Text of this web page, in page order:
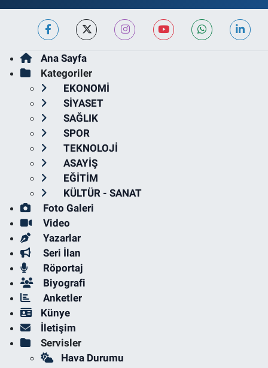
Ana Sayfa
Kategoriler
EKONOMİ
SİYASET
SAĞLIK
SPOR
TEKNOLOJİ
ASAYİŞ
EĞİTİM
KÜLTÜR - SANAT
Foto Galeri
Video
Yazarlar
Seri İlan
Röportaj
Biyografi
Anketler
Künye
İletişim
Servisler
Hava Durumu